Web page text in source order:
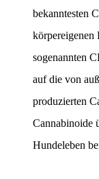
bekanntesten
körpereigenen
sogenannten
auf die von
produzierten
Cannabinoide
Hundeleben